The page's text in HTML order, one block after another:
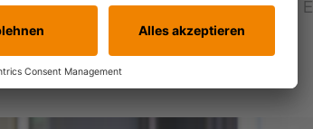
brennst dafür, gemeinsame
Team zu feiern